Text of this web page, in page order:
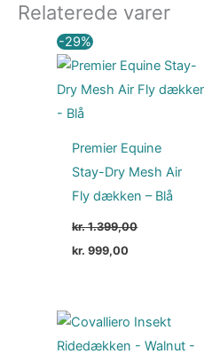
Relaterede varer
-29%
Premier Equine
Stay-Dry Mesh Air
Fly dækken – Blå
kr.1.399,00
Den
oprindelige
pris
kr. 1.399,00.
kr. 999,00
pris
kr. 999,00.